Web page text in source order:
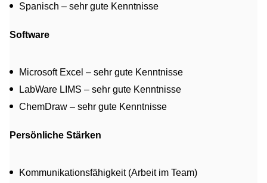
Spanisch – sehr gute Kenntnisse
Software
Microsoft Excel – sehr gute Kenntnisse
LabWare LIMS – sehr gute Kenntnisse
ChemDraw – sehr gute Kenntnisse
Persönliche Stärken
Kommunikationsfähigkeit (Arbeit im Team)